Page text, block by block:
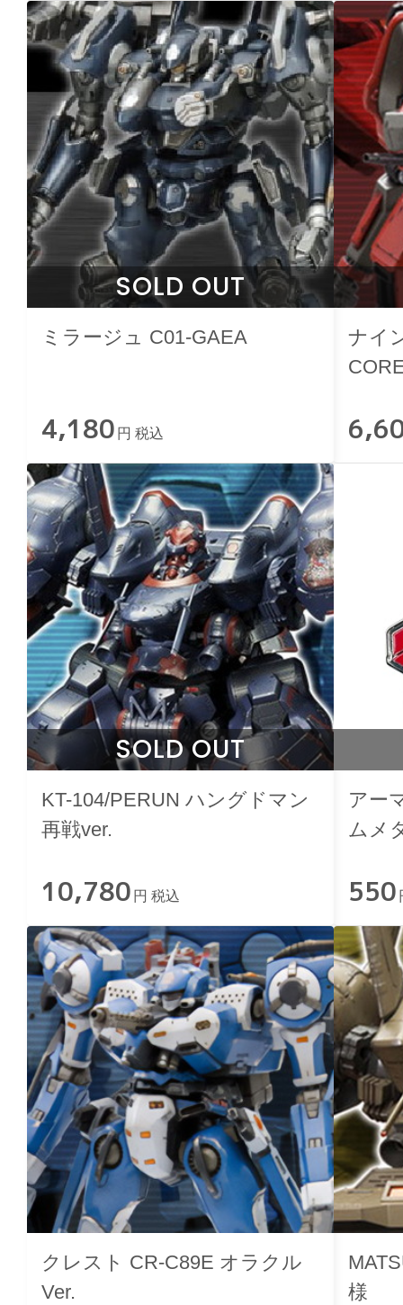
SOLD OUT
ミラージュ C01-GAEA
4,180 円 税込
ナイ
SOLD OUT
KT-104/PERUN ハングドマン
再戦ver.
10,780 円 税込
アー
ムメ
550
クレスト CR-C89E オラクル
Ver.
様